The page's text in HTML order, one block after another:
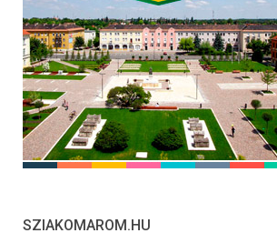
SZIAKOMAROM.HU